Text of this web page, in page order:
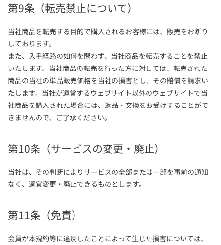
第9条（転売禁止について）
当社商品を転売する目的で購入されるお客様には、販売をお断り
しております。
また、入手経路の如何を問わず、当社商品を転売することを禁止
いたします。当社商品の転売を行った方に対しては、転売された
商品の当社の単品販売価格を当社の損害とし、その賠償を請求い
たします。当社が運営するウェブサイト以外のウェブサイトで当
社商品を購入された場合には、返品・交換をお受けすることがで
きませんので、ご了承ください。
第10条（サービスの変更・廃止）
当社は、その判断によりサービスの全部または一部を事前の通知
なく、適宜変更・廃止できるものとします。
第11条（免責）
会員が本規約等に違反したことによって生じた損害については、